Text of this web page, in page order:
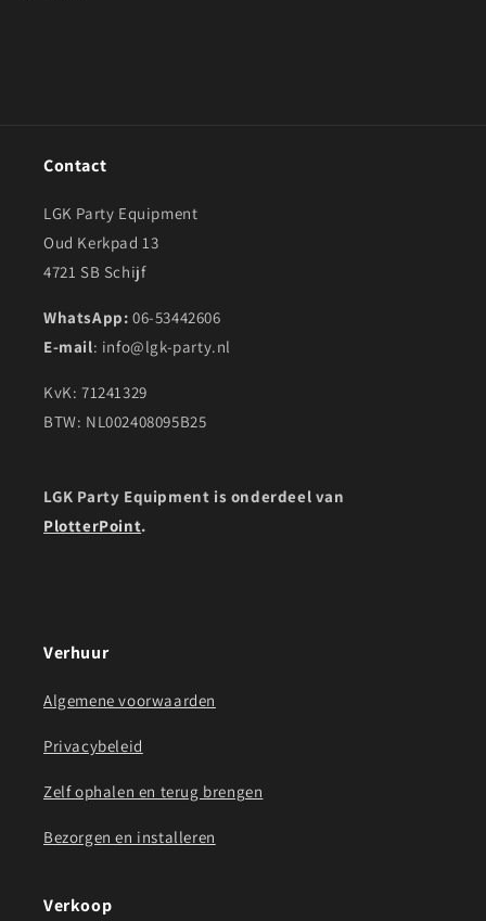
Contact
LGK Party Equipment
Oud Kerkpad 13
4721 SB Schijf
WhatsApp: 06-53442606
E-mail: info@lgk-party.nl
KvK: 71241329
BTW: NL002408095B25
LGK Party Equipment is onderdeel van
PlotterPoint.
Verhuur
Algemene voorwaarden
Privacybeleid
Zelf ophalen en terug brengen
Bezorgen en installeren
Verkoop